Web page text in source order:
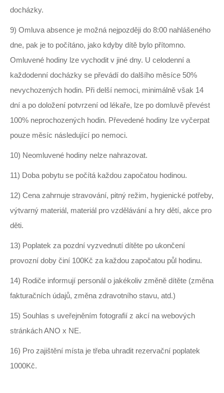
docházky.
9) Omluva absence je možná nejpozději do 8:00 nahlášeného
dne, pak je to počítáno, jako kdyby dítě bylo přítomno.
Omluvené hodiny lze vychodit v jiné dny. U celodenní a
každodenní docházky se převádí do dalšího měsíce 50%
nevychozených hodin. Při delší nemoci, minimálně však 14
dní a po doložení potvrzení od lékaře, lze po domluvě převést
100% neprochozených hodin. Převedené hodiny lze vyčerpat
pouze měsíc následující po nemoci.
10) Neomluvené hodiny nelze nahrazovat.
11) Doba pobytu se počítá každou započatou hodinou.
12) Cena zahrnuje stravování, pitný režim, hygienické potřeby,
výtvarný materiál, materiál pro vzdělávání a hry dětí, akce pro
děti.
13) Poplatek za pozdní vyzvednutí dítěte po ukončení
provozní doby činí 100Kč za každou započatou půl hodinu.
14) Rodiče informují personál o jakékoliv změně dítěte (změna
fakturačních údajů, změna zdravotního stavu, atd.)
15) Souhlas s uveřejněním fotografií z akcí na webových
stránkách ANO x NE.
16) Pro zajištění místa je třeba uhradit rezervační poplatek
1000Kč.